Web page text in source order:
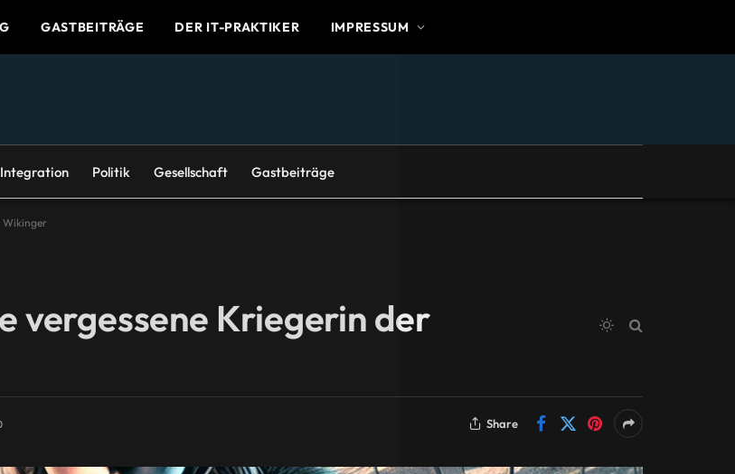
GASTBEITRÄGE DER IT-PRAKTIKER IMPRESSUM
Integration Politik Gesellschaft Gastbeiträge
Wikinger
vergessene Kriegerin der
Share